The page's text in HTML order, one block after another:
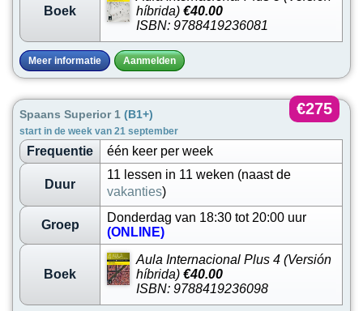
Boek
híbrida) €40.00
ISBN: 9788419236081
Meer informatie Aanmelden
Spaans Superior 1 (B1+)
start in de week van 21 september
€275
Frequentie één keer per week
Duur
11 lessen in 11 weken (naast de
vakanties)
Groep
Donderdag van 18:30 tot 20:00 uur
(ONLINE)
Boek
Aula Internacional Plus 4 (Versión
híbrida) €40.00
ISBN: 9788419236098